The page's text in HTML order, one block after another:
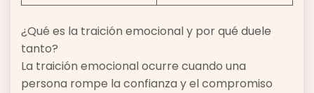
¿Qué es la traición emocional y por qué duele
tanto?
La traición emocional ocurre cuando una
persona rompe la confianza y el compromiso